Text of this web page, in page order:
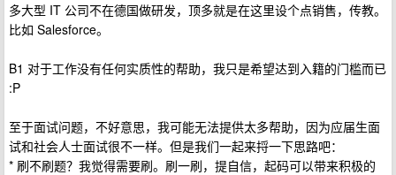
多大型 IT 公司不在德国做研发，顶多就是在这里设个点销售，传教。
比如 Salesforce。
B1 对于工作没有任何实质性的帮助，我只是希望达到入籍的门槛而已
:P
至于面试问题，不好意思，我可能无法提供太多帮助，因为应届生面
试和社会人士面试很不一样。但是我们一起来捋一下思路吧：
* 刷不刷题？我觉得需要刷。刷一刷，提自信，起码可以带来积极的